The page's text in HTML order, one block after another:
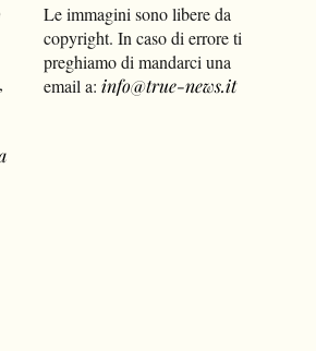
,
Le immagini sono libere da
copyright. In caso di errore ti
preghiamo di mandarci una
email a: info@true-news.it